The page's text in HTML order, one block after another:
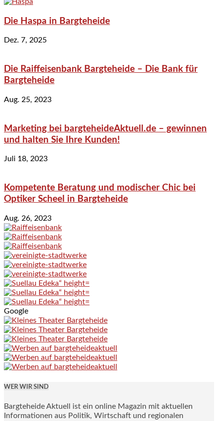
Die Haspa in Bargteheide
Dez. 7, 2025
Die Raiffeisenbank Bargteheide – Die Bank für
Bargteheide
Aug. 25, 2023
Marketing bei bargteheideAktuell.de – gewinnen
und halten Sie Ihre Kunden!
Juli 18, 2023
Kompetente Beratung und modischer Chic bei
Optiker Scheel in Bargteheide
Aug. 26, 2023
Google
WER WIR SIND
Bargteheide Aktuell ist ein online Magazin mit aktuellen
Informationen aus Politik, Wirtschaft und regionalen